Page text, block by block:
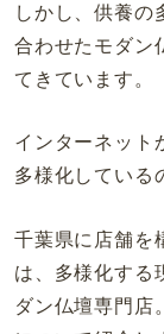
しかし、供養の
合わせたモダン
てきています。
インターネット
多様化している
千葉県に店舗を
は、多様化する
ダン仏壇専門店